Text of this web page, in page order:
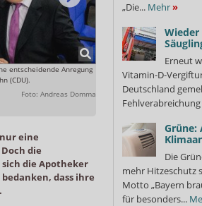
entscheidende Anregung
(CDU).
Foto: Andreas Domma
Geradezu schmallippig
Wirtschaftsministeriums:
ressortabgestimmt. Das
eine
die
die Apotheker
dass ihre
„Die... Mehr»
Erneut
Vitamin-D-
Deutschland
Fehlverabreichung
Grüne:
Die
mehr Hitzeschutz
Motto „Bayern
für besonders...